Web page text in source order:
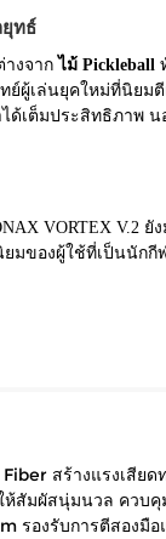
ทธ์
างจาก ไม้ Pickleball
ผู้เล่นยุคใหม่ที่นิยมตี
เต็มประสิทธิภาพ
VORTEX
มของผู้ใช้ที่เป็นนักกี
สร้างแรงเสียด
สัมผัสนุ่มนวล ควบคุ
รองรับการตีสองมือ